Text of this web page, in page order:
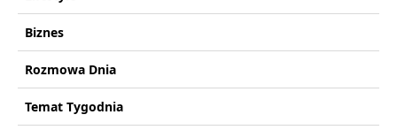
Biznes
Rozmowa Dnia
Temat Tygodnia